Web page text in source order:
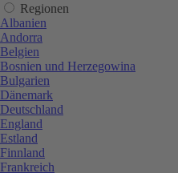
Regionen
Albanien
Andorra
Belgien
Bosnien und Herzegowina
Bulgarien
Dänemark
Deutschland
England
Estland
Finnland
Frankreich